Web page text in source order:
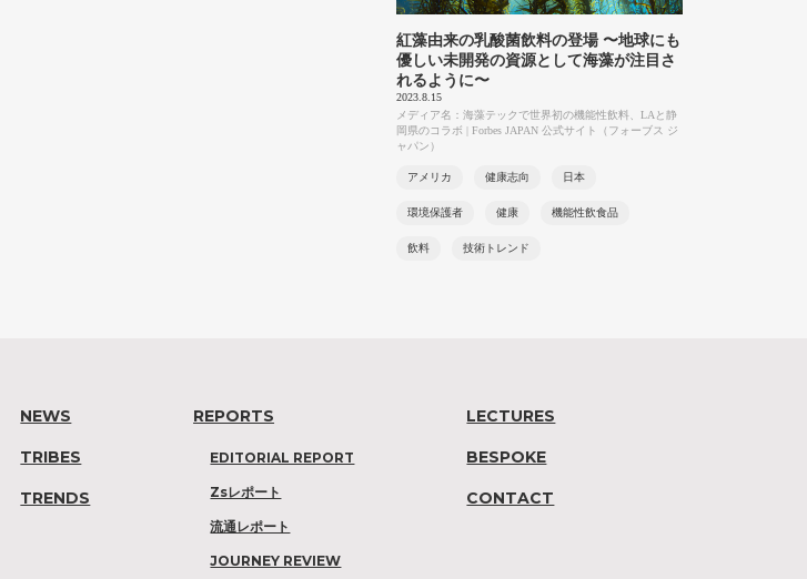
紅藻由来の乳酸菌飲料の登場 〜地球にも
優しい未開発の資源として海藻が注目さ
れるように〜
2023.8.15
メディア名：海藻テックで世界初の機能性飲料、LAと静
岡県のコラボ | Forbes JAPAN 公式サイト（フォーブス ジ
ャパン）
アメリカ 健康志向 日本
環境保護者 健康 機能性飲食品
飲料 技術トレンド
NEWS
TRIBES
TRENDS
REPORTS
EDITORIAL REPORT
Zsレポート
流通レポート
JOURNEY REVIEW
LECTURES
BESPOKE
CONTACT